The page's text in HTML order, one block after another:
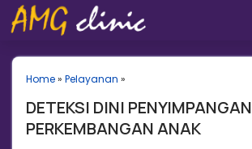
Home» Pelayanan »
DETEKSI DINI PENYIMPANGAN
PERKEMBANGAN ANAK